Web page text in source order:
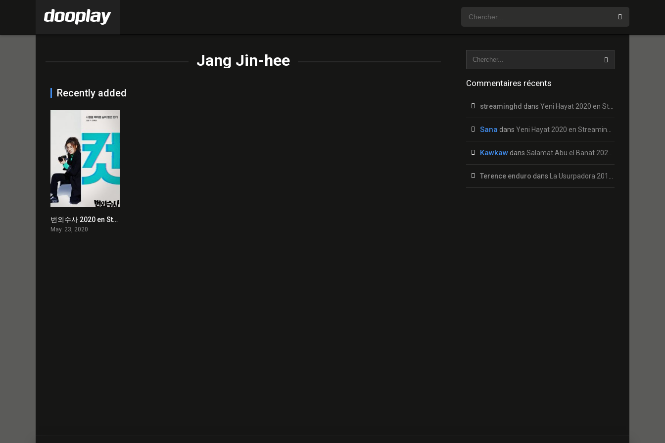
Jang Jin-hee
Recently added
0번외수사 2020 en Streaming HD Gratuit !
May. 23, 2020
Commentaires récents
streaminghd dans Yeni Hayat 2020 en Streaming HD Gratuit !
Sana dans Yeni Hayat 2020 en Streaming HD Gratuit !
Kawkaw dans Salamat Abu el Banat 2020 en Streaming HD Gratuit !
Terence enduro dans La Usurpadora 2019 en Streaming HD Gratuit !